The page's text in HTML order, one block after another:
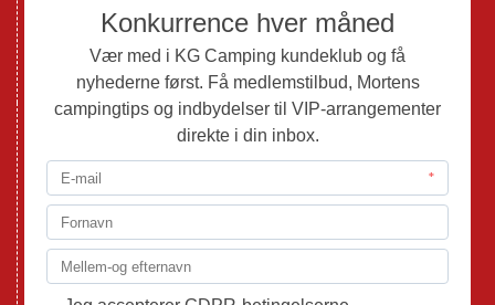
Mortens Campingtips
KG Camping Kundeklub
Nyheder
Adria
Adria Autocampere
Eriba
Fendt
Hobby